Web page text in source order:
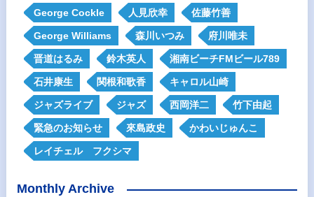
George Cockle 人見欣幸 佐藤竹善
George Williams 森川いつみ 府川唯未
晋道はるみ 鈴木英人 湘南ビーチFMビール789
石井康生 関根和歌香 キャロル山崎
ジャズライブ ジャズ 西岡洋二 竹下由起
緊急のお知らせ 來島政史 かわいじゅんこ
レイチェル フクシマ
Monthly Archive